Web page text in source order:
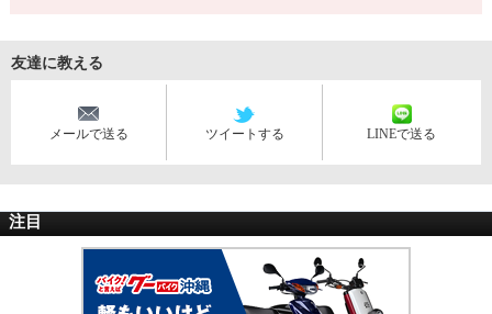
友達に教える
メールで送る ツイートする LINEで送る
注目